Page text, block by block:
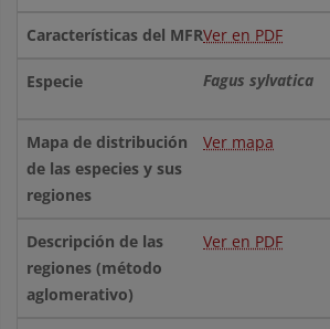
Ver en PDF
Fagus sylvatica
Ver mapa
Ver en PDF